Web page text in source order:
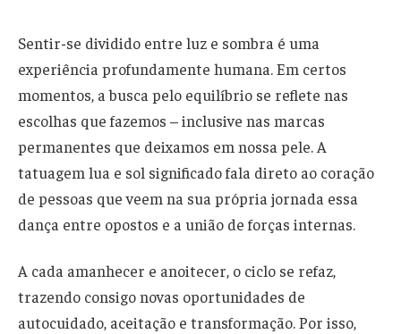
Sentir-se dividido entre luz e sombra é uma
experiência profundamente humana. Em certos
momentos, a busca pelo equilíbrio se reflete nas
escolhas que fazemos – inclusive nas marcas
permanentes que deixamos em nossa pele. A
tatuagem lua e sol significado fala direto ao coração
de pessoas que veem na sua própria jornada essa
dança entre opostos e a união de forças internas.
A cada amanhecer e anoitecer, o ciclo se refaz,
trazendo consigo novas oportunidades de
autocuidado, aceitação e transformação. Por isso,